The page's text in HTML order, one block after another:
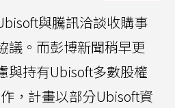
與騰訊洽談收購事
議。而彭博新聞稍早更
與持有Ubisoft多數股權
，計畫以部分Ubisoft資